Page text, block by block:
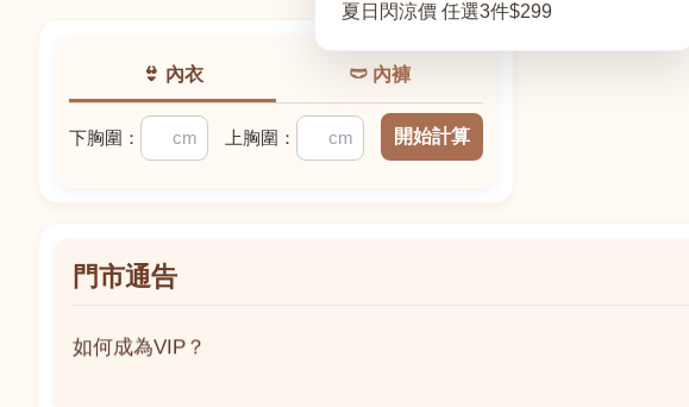
夏日閃涼價 任選3件$299
👙 內衣 🩲 內褲
下胸圍： 上胸圍： 開始計算
門市通告
如何成為VIP？